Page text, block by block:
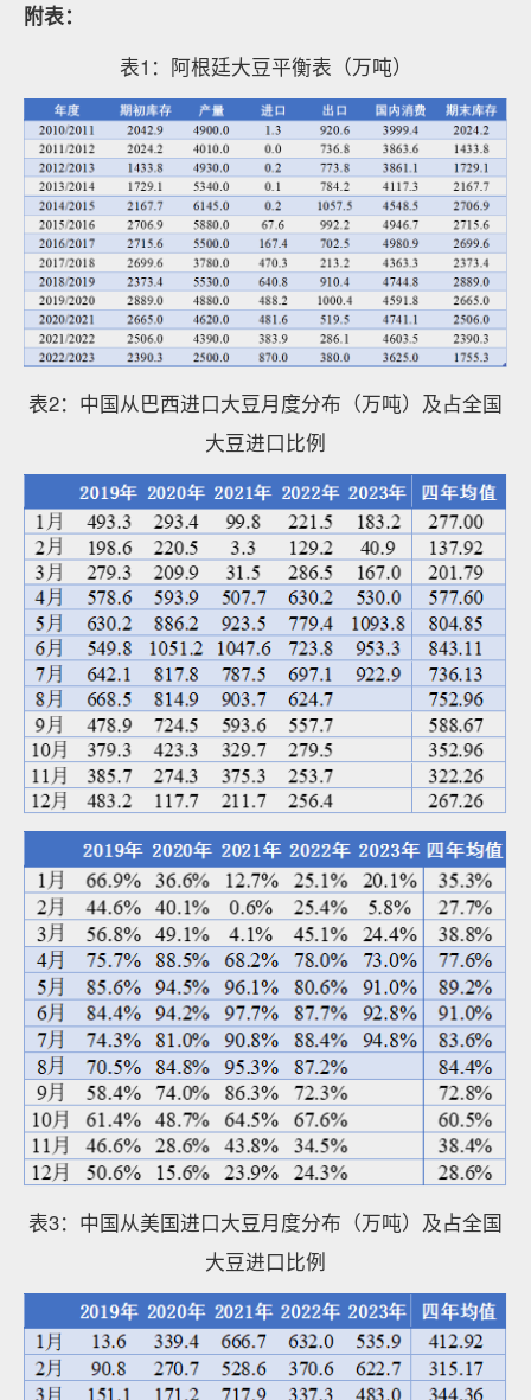
附表：
表1：阿根廷大豆平衡表（万吨）
表2：中国从巴西进口大豆月度分布（万吨）及占全国
大豆进口比例
表3：中国从美国进口大豆月度分布（万吨）及占全国
大豆进口比例